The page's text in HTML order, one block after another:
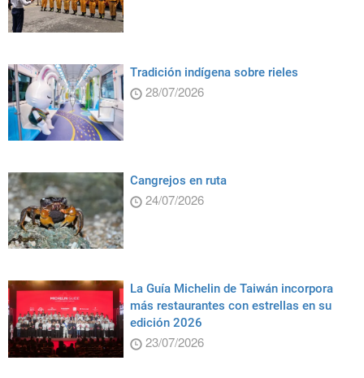
Tradición indígena sobre rieles
28/07/2026
Cangrejos en ruta
24/07/2026
La Guía Michelin de Taiwán incorpora
más restaurantes con estrellas en su
edición 2026
23/07/2026